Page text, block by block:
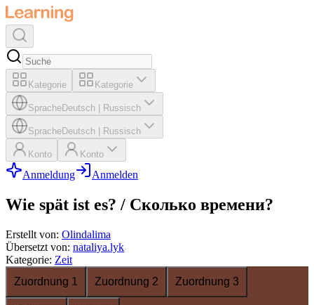
Kategorie Kategorie
SpracheDeutsch Russisch
SpracheDeutsch Russisch
Konto Konto
Anmeldung Anmelden
Wie spät ist es? / Сколько времени?
Erstellt von: Olindalima
Übersetzt von: nataliya.lyk
Kategorie: Zeit
Zuordnung 1
Zuordnung 2 Zuordnung 3